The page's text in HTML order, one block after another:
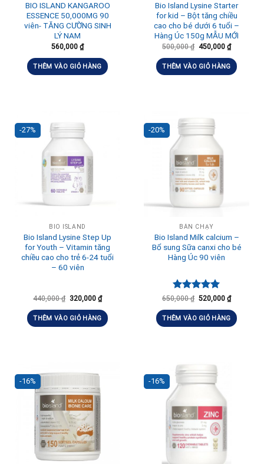
BIO ISLAND KANGAROO
ESSENCE 50,000MG 90
viên- TĂNG CƯỜNG SINH
LÝ NAM
560,000 ₫
THÊM VÀO GIỎ HÀNG
Bio Island Lysine Starter
for kid – Bột tăng chiều
cao cho bé dưới 6 tuổi –
Hàng Úc 150g MẪU MỚI
500,000₫ 450,000 ₫
THÊM VÀO GIỎ HÀNG
-27%
BIO ISLAND
Bio Island Lysine Step Up
for Youth – Vitamin tăng
chiều cao cho trẻ 6-24 tuổi
– 60 viên
440,000₫ 320,000 ₫
THÊM VÀO GIỎ HÀNG
-20%
BÁN CHẠY
Bio Island Milk calcium –
Bổ sung Sữa canxi cho bé
Hàng Úc 90 viên
Được xếp
5 sao
650,000₫ 520,000 ₫
THÊM VÀO GIỎ HÀNG
-16% -16%